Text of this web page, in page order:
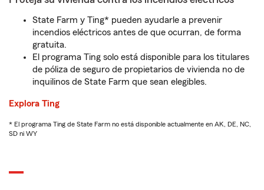
State Farm y Ting* pueden ayudarle a prevenir
incendios eléctricos antes de que ocurran, de forma
gratuita.
El programa Ting solo está disponible para los titulares
de póliza de seguro de propietarios de vivienda no de
inquilinos de State Farm que sean elegibles.
Explora Ting
* El programa Ting de State Farm no está disponible actualmente en AK, DE, NC,
SD ni WY